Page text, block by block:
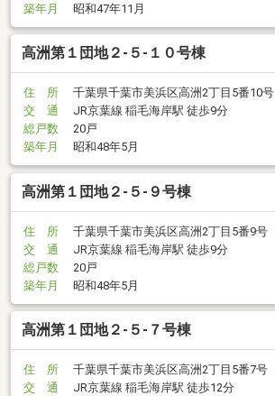
築年月
昭和47年11月
高洲第１団地２-５-１０号棟
住 所
千葉県千葉市美浜区高洲2丁目5番10号
交 通
JR京葉線 稲毛海岸駅 徒歩9分
総戸数
20戸
築年月
昭和48年5月
高洲第１団地２-５-９号棟
住 所
千葉県千葉市美浜区高洲2丁目5番9号
交 通
JR京葉線 稲毛海岸駅 徒歩9分
総戸数
20戸
築年月
昭和48年5月
高洲第１団地２-５-７号棟
住 所
千葉県千葉市美浜区高洲2丁目5番7号
交 通
JR京葉線 稲毛海岸駅 徒歩12分